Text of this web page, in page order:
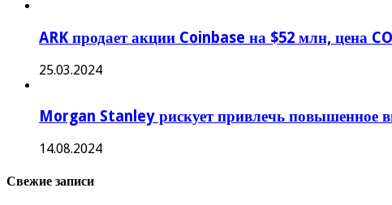
ARK продает акции Coinbase на $52 млн, цена
25.03.2024
Morgan Stanley рискует привлечь повышенное
14.08.2024
Свежие записи